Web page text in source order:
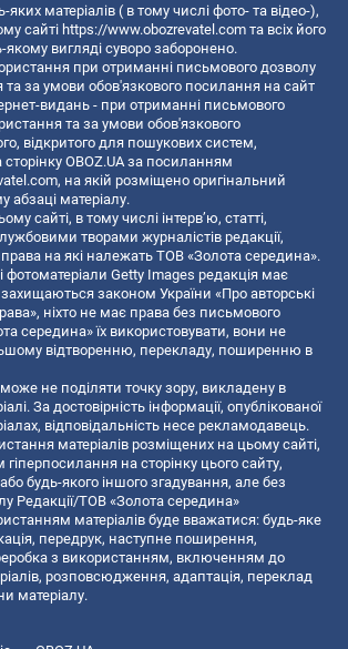
матеріалів ( в тому числі фото- та відео-),
сайті https://www.obozrevatel.com та всіх його
якому вигляді суворо заборонено.
при отриманні письмового дозволу
та за умови обов'язкового посилання на сайт
видань - при отриманні письмового
та за умови обов'язкового
відкритого для пошукових систем,
OBOZ.UA за посиланням
, на якій розміщено оригінальний
абзаці матеріалу.
сайті, в тому числі інтерв’ю, статті,
творами журналістів редакції,
на які належать ТОВ «Золота середина».
фотоматеріали Getty Images редакція має
захищаються законом України «Про авторські
ніхто не має права без письмового
середина» їх використовувати, вони не
відтворенню, перекладу, поширенню в
може не поділяти точку зору, викладену в
За достовірність інформації, опублікованої
відповідальність несе рекламодавець.
матеріалів розміщених на цьому сайті,
гіперпосилання на сторінку цього сайту,
будь-якого іншого згадування, але без
Редакції/ТОВ «Золота середина»
матеріалів буде вважатися: будь-яке
передрук, наступне поширення,
з використанням, включенням до
розповсюдження, адаптація, переклад
матеріалу.